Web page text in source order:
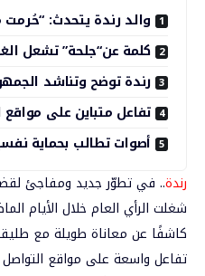
والد رندة يتحدث:
كلمة عن“جلحة” تشعل
رندة توضح وتناشد
تفاعل متباين على مواقع
أصوات تطالب بحماية
رندة.. في تطوّر جديد ومفاجئ
شغلت الرأي العام خلال الأيام
كاشفًا عن معاناة طويلة مع
تفاعل واسعة على مواقع